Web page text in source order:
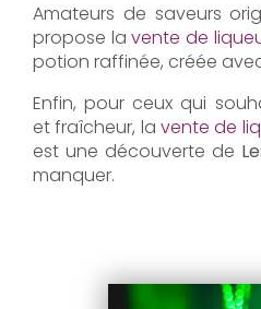
Amateurs de saveurs
propose lavente de
potion raffinée, créée
Enfin, pour ceux qui
et fraîcheur, la vente de
est une découverte de
manquer.